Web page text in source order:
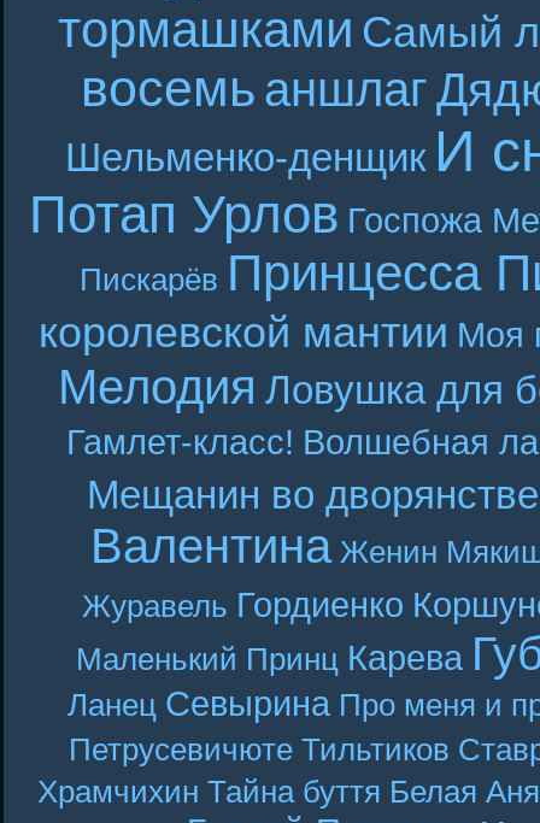
тормашками Самый
восемьаншлаг
Шельменко-денщик И
Потап Урлов Госпожа
Пискарёв Принцесса
королевской мантии Моя
Мелодия Ловушка для
Гамлет-класс! Волшебная
Мещанин во дворянстве
Валентина Женин
Журавель Гордиенко
Маленький Принц Карева
Ланец Севырина Про меня и
Петрусевичюте Тильтиков
Храмчихин Тайна буття Белая Аня